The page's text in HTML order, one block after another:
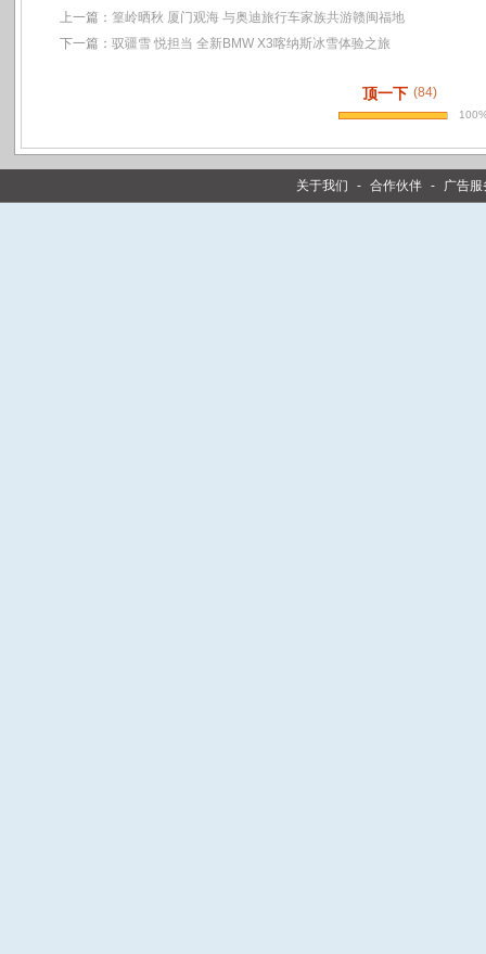
上一篇： 篁岭晒秋 厦门观海 与奥迪旅行车家族共游赣闽福地
下一篇： 驭疆雪 悦担当 全新BMW X3喀纳斯冰雪体验之旅
顶一下 (84)
关于我们 - 合作伙伴 - 广告服